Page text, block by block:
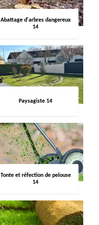
Abattage d'arbres dangereux
14
Paysagiste 14
Tonte et réfection de pelouse
14